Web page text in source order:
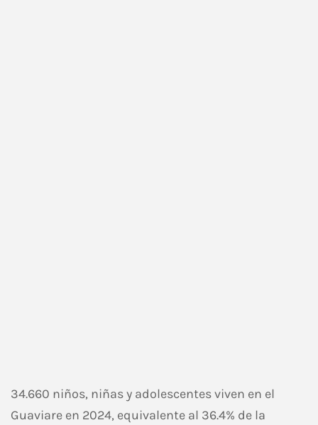
34.660 niños, niñas y adolescentes viven en el
Guaviare en 2024, equivalente al 36.4% de la